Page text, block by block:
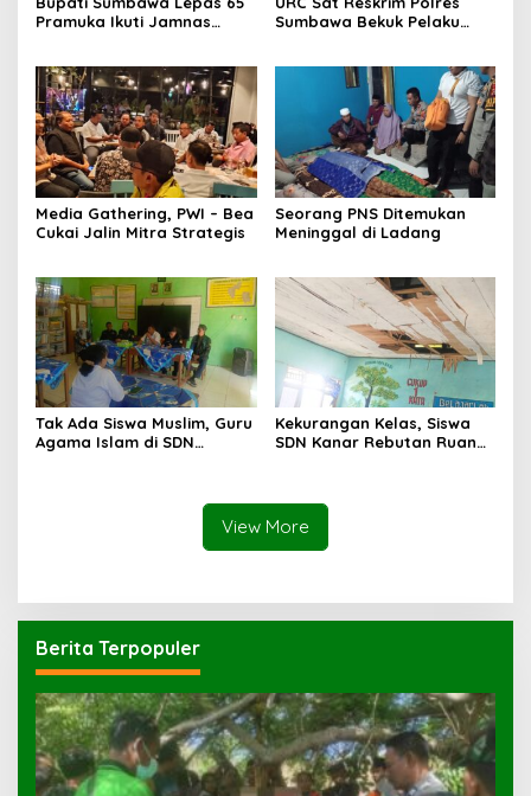
Pramuka Ikuti Jamnas
Sumbawa Bekuk Pelaku
Media Gathering, PWI – Bea
Cukai Jalin Mitra Strategis
Seorang PNS Ditemukan
Meninggal di Ladang
Tak Ada Siswa Muslim, Guru
Agama Islam di SDN
Kekurangan Kelas, Siswa
SDN Kanar Rebutan Ruang
View More
Berita Terpopuler